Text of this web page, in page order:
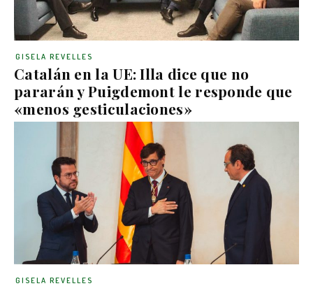
Catalán en la UE: Illa dice que no
pararán y Puigdemont le responde que
«menos gesticulaciones»
GISELA REVELLES
GISELA REVELLES